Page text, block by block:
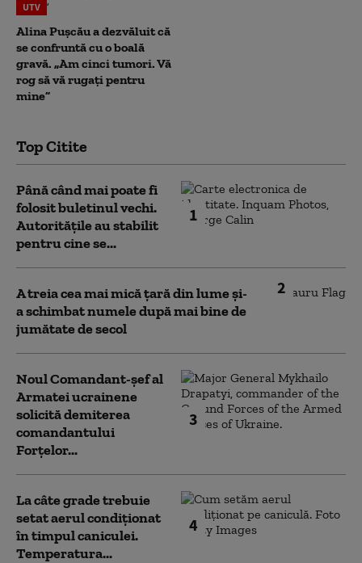
UTV
Alina Pușcău a dezvăluit că
se confruntă cu o boală
gravă. „Am cinci tumori. Vă
rog să vă rugați pentru
mine”
Top Citite
1
Până când mai poate fi
folosit buletinul vechi.
Autoritățile au stabilit
pentru cine se...
2
A treia cea mai mică țară din lume și-
a schimbat numele după mai bine de
jumătate de secol
3
Noul Comandant-șef al
Armatei ucrainene
solicită demiterea
comandantului
Forțelor...
4
La câte grade trebuie
setat aerul condiționat
în timpul caniculei.
Temperatura...